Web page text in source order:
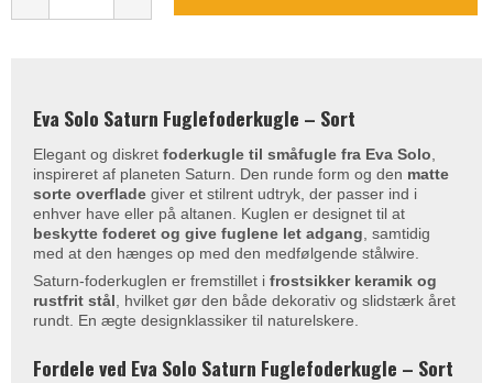
Eva Solo Saturn Fuglefoderkugle – Sort
Elegant og diskret foderkugle til småfugle fra Eva Solo
inspireret af planeten Saturn. Den runde form og den matte
sorte overflade giver et stilrent udtryk, der passer ind i
enhver have eller på altanen. Kuglen er designet til at
beskytte foderet og give fuglene let adgang , samtidig
med at den hænges op med den medfølgende stålwire.
Saturn-foderkuglen er fremstillet i frostsikker keramik og
rustfrit stål , hvilket gør den både dekorativ og slidstærk året
rundt. En ægte designklassiker til naturelskere.
Fordele ved Eva Solo Saturn Fuglefoderkugle – Sort